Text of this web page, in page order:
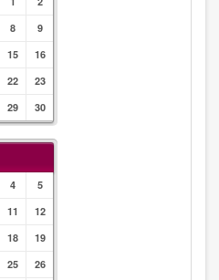
8
9
15
16
22
23
29 30
4
5
11
12
18
19
25
26